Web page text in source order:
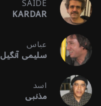
SAIDE
KARDAR
عباس
سلیمی آنگیل
اسد
مذنبی